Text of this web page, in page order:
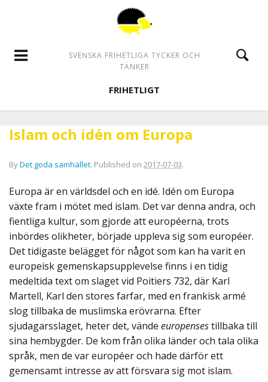
SVENSKA FRIHETLIGA TYCKER OCH
TÄNKER
FRIHETLIGT
Islam och idén om Europa
ByDet goda samhället. Published on 2017-07-03.
Europa är en världsdel och en idé. Idén om Europa
växte fram i mötet med islam. Det var denna andra, och
fientliga kultur, som gjorde att européerna, trots
inbördes olikheter, började uppleva sig som européer.
Det tidigaste belägget för något som kan ha varit en
europeisk gemenskapsupplevelse finns i en tidig
medeltida text om slaget vid Poitiers 732, där Karl
Martell, Karl den stores farfar, med en frankisk armé
slog tillbaka de muslimska erövrarna. Efter
sjudagarsslaget, heter det, vände europensestillbaka till
sina hembygder. De kom från olika länder och tala olika
språk, men de var européer och hade därför ett
gemensamt intresse av att försvara sig mot islam.